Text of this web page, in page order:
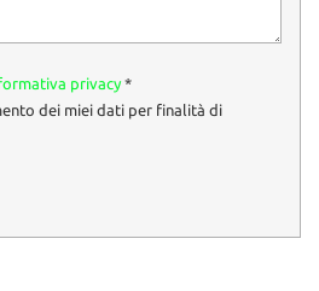
privacy*
dei miei dati per finalità di